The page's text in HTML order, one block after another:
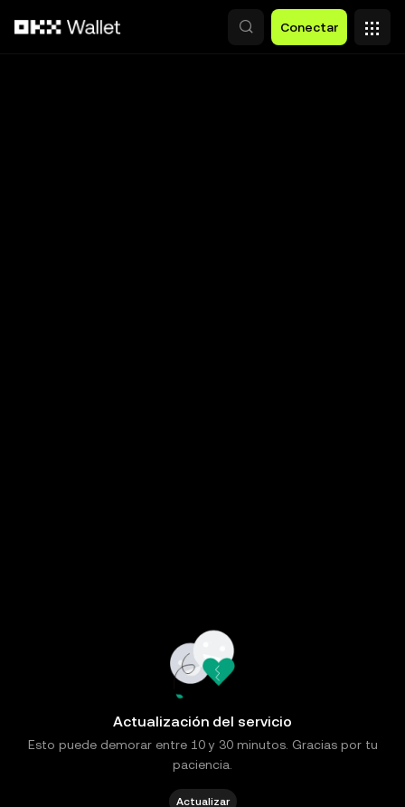
Conectar
Actualización del servicio
Esto puede demorar entre 10 y 30 minutos. Gracias por tu
paciencia.
Actualizar